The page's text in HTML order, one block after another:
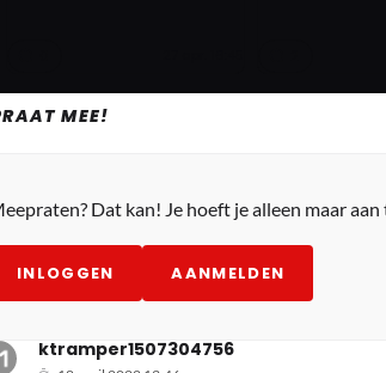
MEE!
Dat kan! Je hoeft je alleen maar
INLOGGEN AANMELDEN
ktramper1507304756